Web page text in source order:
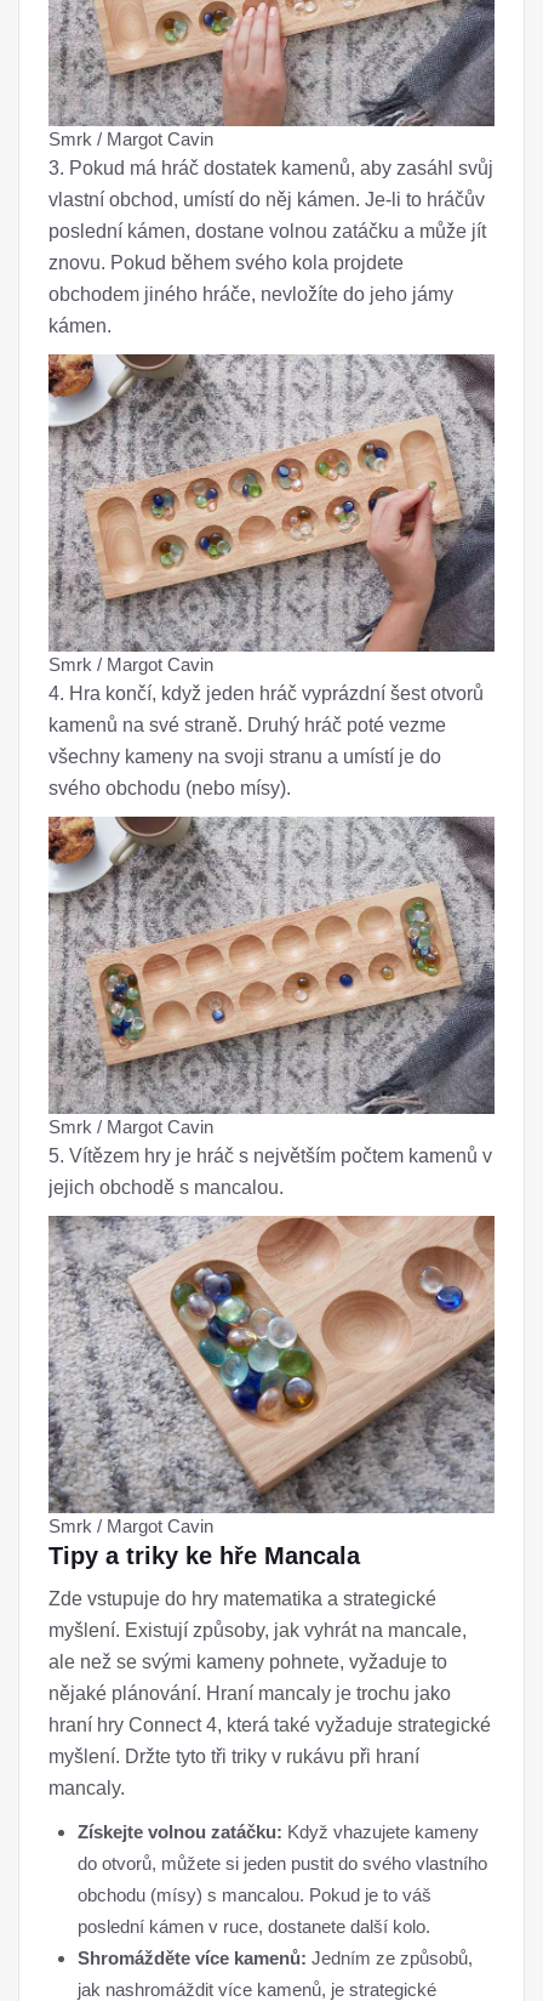
Smrk / Margot Cavin
3. Pokud má hráč dostatek kamenů, aby zasáhl svůj
vlastní obchod, umístí do něj kámen. Je-li to hráčův
poslední kámen, dostane volnou zatáčku a může jít
znovu. Pokud během svého kola projdete
obchodem jiného hráče, nevložíte do jeho jámy
kámen.
Smrk / Margot Cavin
4. Hra končí, když jeden hráč vyprázdní šest otvorů
kamenů na své straně. Druhý hráč poté vezme
všechny kameny na svoji stranu a umístí je do
svého obchodu (nebo mísy).
Smrk / Margot Cavin
5. Vítězem hry je hráč s největším počtem kamenů v
jejich obchodě s mancalou.
Smrk / Margot Cavin
Tipy a triky ke hře Mancala
Zde vstupuje do hry matematika a strategické
myšlení. Existují způsoby, jak vyhrát na mancale,
ale než se svými kameny pohnete, vyžaduje to
nějaké plánování. Hraní mancaly je trochu jako
hraní hry Connect 4, která také vyžaduje strategické
myšlení. Držte tyto tři triky v rukávu při hraní
mancaly.
Získejte volnou zatáčku: Když vhazujete kameny
do otvorů, můžete si jeden pustit do svého vlastního
obchodu (mísy) s mancalou. Pokud je to váš
poslední kámen v ruce, dostanete další kolo.
Shromážděte více kamenů: Jedním ze způsobů,
jak nashromáždit více kamenů, je strategické